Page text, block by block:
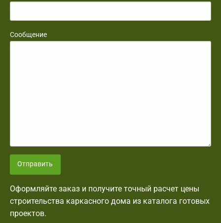
Сообщение
Отправить
Оформляйте заказ и получите точный расчет цены
строительства каркасного дома из каталога готовых
проектов.